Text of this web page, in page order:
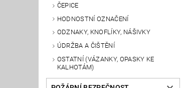
ČEPICE
HODNOSTNÍ OZNAČENÍ
ODZNAKY, KNOFLÍKY, NÁŠIVKY
ÚDRŽBA A ČIŠTĚNÍ
OSTATNÍ (VÁZANKY, OPASKY KE
KALHOTÁM)